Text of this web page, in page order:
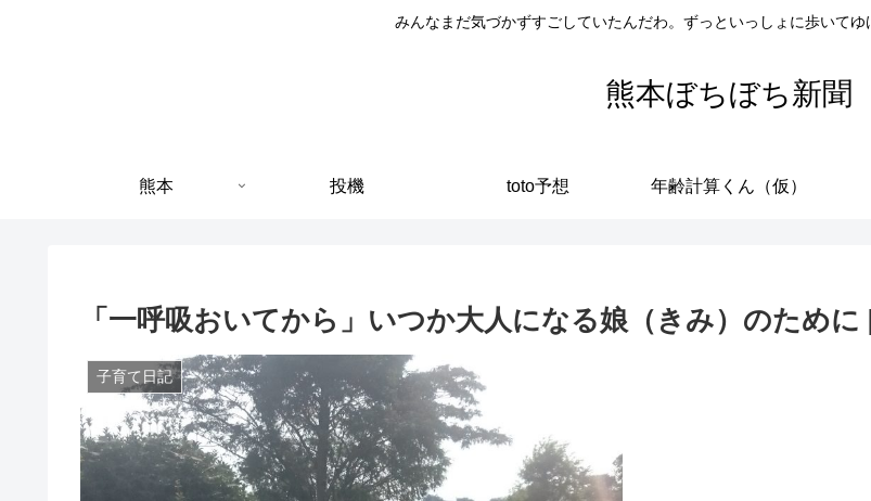
みんなまだ気づかずすごしていたんだわ。ずっといっしょに歩いてゆ
熊本ぼちぼち新聞
熊本 投機 toto予想 年齢計算くん（仮）
「一呼吸おいてから」いつか大人になる娘（きみ）のために
子育て日記